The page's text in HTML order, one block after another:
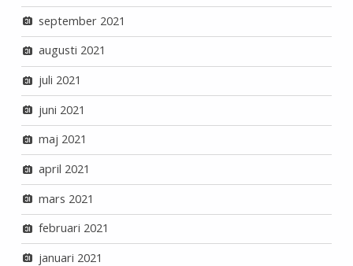
september 2021
augusti 2021
juli 2021
juni 2021
maj 2021
april 2021
mars 2021
februari 2021
januari 2021